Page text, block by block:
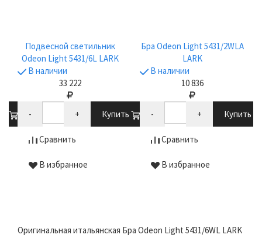
Подвесной светильник
Odeon Light 5431/6L LARK
В наличии
33 222
- + Купить
Сравнить
В избранное
Бра Odeon Light 5431/2WLA
LARK
В наличии
10 836
- + Купить
Сравнить
В избранное
Оригинальная итальянская Бра Odeon Light 5431/6WL LARK